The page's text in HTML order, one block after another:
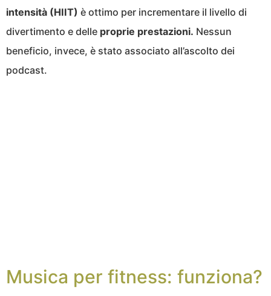
intensità (HIIT) è ottimo per incrementare il livello di
divertimento e delle proprie prestazioni. Nessun
beneficio, invece, è stato associato all’ascolto dei
podcast.
Musica per fitness: funziona?